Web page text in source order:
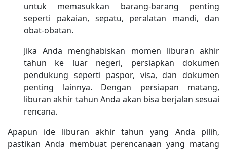
untuk memasukkan barang-barang penting
seperti pakaian, sepatu, peralatan mandi, dan
obat-obatan.
Jika Anda menghabiskan momen liburan akhir
tahun ke luar negeri, persiapkan dokumen
pendukung seperti paspor, visa, dan dokumen
penting lainnya. Dengan persiapan matang,
liburan akhir tahun Anda akan bisa berjalan sesuai
rencana.
Apapun ide liburan akhir tahun yang Anda pilih,
pastikan Anda membuat perencanaan yang matang